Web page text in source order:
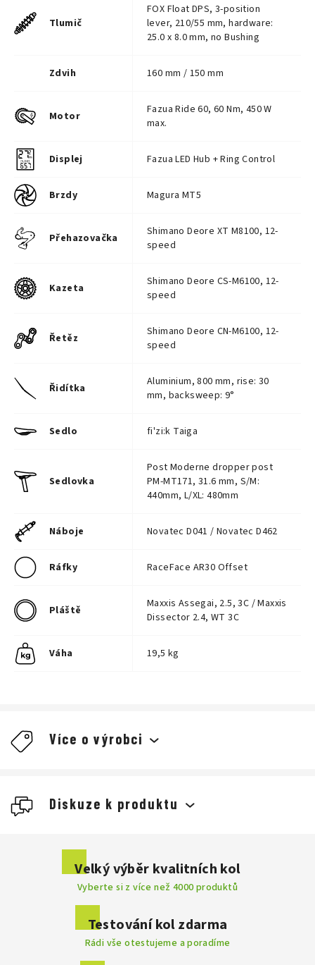
Tlumič
FOX Float DPS, 3-position
lever, 210/55 mm, hardware:
25.0 x 8.0 mm, no Bushing
Zdvih 160 mm / 150 mm
Motor
Fazua Ride 60, 60 Nm, 450 W
max.
Displej Fazua LED Hub + Ring Control
Brzdy Magura MT5
Přehazovačka
Shimano Deore XT M8100, 12-
speed
Kazeta
Shimano Deore CS-M6100, 12-
speed
Řetěz
Shimano Deore CN-M6100, 12-
speed
Řidítka
Aluminium, 800 mm, rise: 30
mm, backsweep: 9°
Sedlo fi'zi:k Taiga
Sedlovka
Post Moderne dropper post
PM-MT171, 31.6 mm, S/M:
440mm, L/XL: 480mm
Náboje Novatec D041 / Novatec D462
Ráfky RaceFace AR30 Offset
Pláště
Maxxis Assegai, 2.5, 3C / Maxxis
Dissector 2.4, WT 3C
Váha 19,5 kg
Diskuze k produktu
Přidat komentář
Více o výrobci
Velký výběr kvalitních kol
Vyberte si z více než 4000 produktů
Testování kol zdarma
Rádi vše otestujeme a poradíme